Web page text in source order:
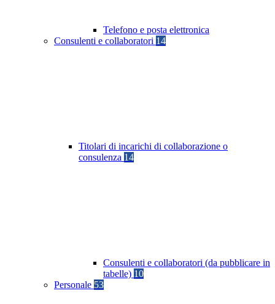
Telefono e posta elettronica
Consulenti e collaboratori 14
Titolari di incarichi di collaborazione o
consulenza 14
Consulenti e collaboratori (da pubblicare in
tabelle) 10
Personale 53